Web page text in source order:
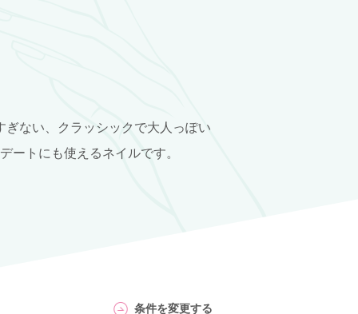
ない、クラッシックで大人っぽい
ートにも使えるネイルです。
条件を変更する